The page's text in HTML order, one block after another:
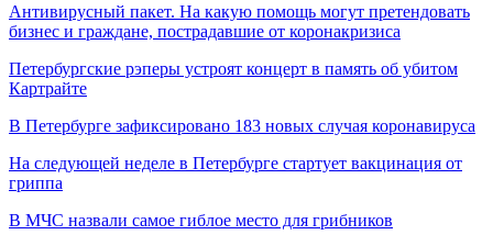
Антивирусный пакет. На какую помощь могут претендовать
бизнес и граждане, пострадавшие от коронакризиса
Петербургские рэперы устроят концерт в память об убитом
Картрайте
В Петербурге зафиксировано 183 новых случая коронавируса
На следующей неделе в Петербурге стартует вакцинация от
гриппа
В МЧС назвали самое гиблое место для грибников